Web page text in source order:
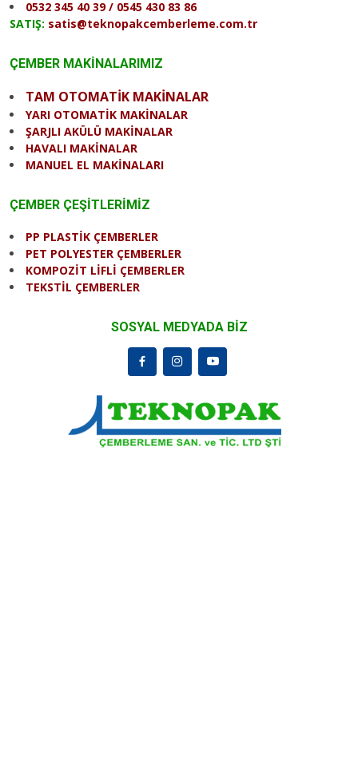
0532 345 40 39 / 0545 430 83 86
SATIŞ: satis@teknopakcemberleme.com.tr
ÇEMBER MAKİNALARIMIZ
TAM OTOMATİK MAKİNALAR
YARI OTOMATİK MAKİNALAR
ŞARJLI AKÜLÜ MAKİNALAR
HAVALI MAKİNALAR
MANUEL EL MAKİNALARI
ÇEMBER ÇEŞİTLERİMİZ
PP PLASTİK ÇEMBERLER
PET POLYESTER ÇEMBERLER
KOMPOZİT LİFLİ ÇEMBERLER
TEKSTİL ÇEMBERLER
SOSYAL MEDYADA BİZ